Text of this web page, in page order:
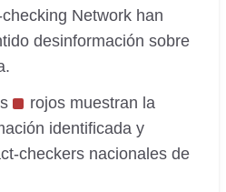
Network han
desinformación sobre
rojos muestran la
identificada y
checkers nacionales de